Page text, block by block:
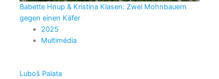
Babette Hnup & Kristina Klasen: Zwei Mohnbauern
gegen einen Käfer
2025
Multimédia
Luboš Palata